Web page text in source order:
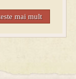
mai mult